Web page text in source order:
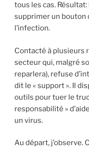
tous les cas.
supprimer un
l’infection.
Contacté à plusieurs
secteur qui, malgré
reparlera), refuse
dit le « support ». Il
outils pour tuer le truc
responsabilité »
un virus.
Au départ, j’observe.